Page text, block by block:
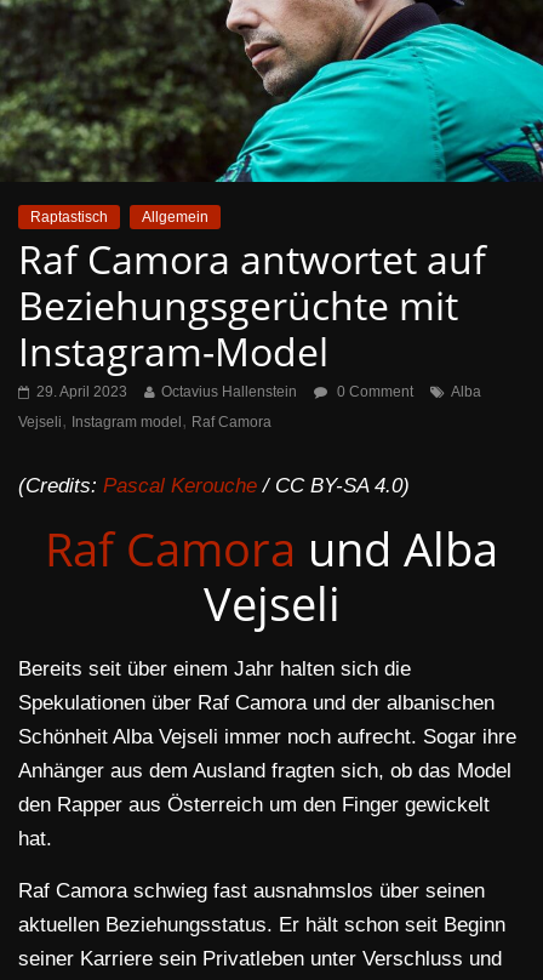
Raptastisch Allgemein
Raf Camora antwortet auf
Beziehungsgerüchte mit
Instagram-Model
29. April 2023 Octavius Hallenstein 0 Comment
Alba
Vejseli, Instagram model , Raf Camora
(Credits: Pascal Kerouche / CC BY-SA 4.0)
Raf Camora und Alba
Vejseli
Bereits seit über einem Jahr halten sich die
Spekulationen über Raf Camora und der albanischen
Schönheit Alba Vejseli immer noch aufrecht. Sogar ihre
Anhänger aus dem Ausland fragten sich, ob das Model
den Rapper aus Österreich um den Finger gewickelt
hat.
Raf Camora schwieg fast ausnahmslos über seinen
aktuellen Beziehungsstatus. Er hält schon seit Beginn
seiner Karriere sein Privatleben unter Verschluss und